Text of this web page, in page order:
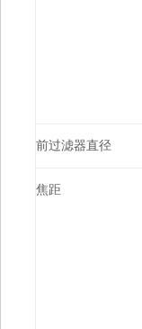
前过滤器直径
焦距